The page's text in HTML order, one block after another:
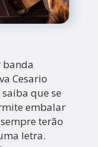
banda
Cesario
que se
embalar
terão
letra.